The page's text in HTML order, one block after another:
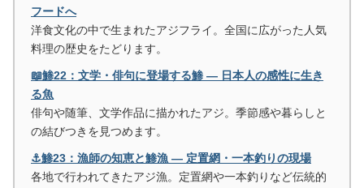
フードへ
洋食文化の中で生まれたアジフライ。全国に広がった人気
料理の歴史をたどります。
📖鯵22：文学・俳句に登場する鯵 ― 日本人の感性に生き
る魚
俳句や随筆、文学作品に描かれたアジ。季節感や暮らしと
の結びつきを見つめます。
⚓鯵23：漁師の知恵と鯵漁 ― 定置網・一本釣りの現場
各地で行われてきたアジ漁。定置網や一本釣りなど伝統的